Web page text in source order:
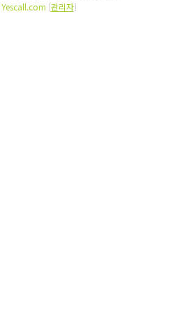
Yescall.com [관리자]